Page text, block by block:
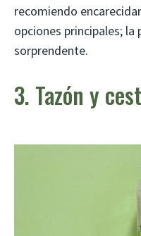
recomiendo
opciones principales;
sorprendente.
3. Tazón y